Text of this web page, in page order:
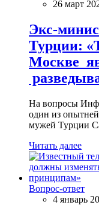
26 март
Экс-
Турции:
Москве
На вопросы
один из
мужей Турции
Читать далее
Вопрос-ответ
4 январь